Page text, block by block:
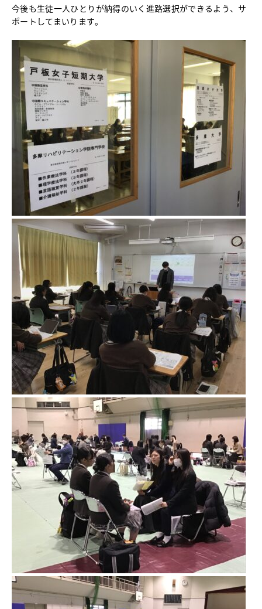
総合スポーツコース
高等学校教育
校内塾
ダンスパフォーマンス専攻
グローバル教育
キャリア教育
進路指導
その他の教育
高校入試関係
制服紹介
スクールライフ School Life
学校説明会・オープンスクール
桜華生の一日
年間行事
部活動
練習風景
部活動指導者紹介
制服紹介
デジタルリーフレット／パンフレット
進路・進学 Career Guidance
進路実績
指定校推薦
進学指導イベント（キャリアイベント）
卒業生の声
その他 Others
在校生の方
新型コロナウイルス感染症罹患証明書
インフルエンザ罹患証明書
登校許可証明書
卒業生の方
桜育会（同窓会）
日体大桜華U-15
Youtube公式チャンネル
寄付金のお願い
卒業生の方
教職員募集
系列校紹介
今後も生徒一人ひとりが納得のいく進路選択ができるよう、サ
ポートしてまいります。